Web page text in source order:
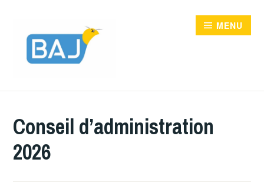
contenu
principal
MENU
Conseil d’administration
2026